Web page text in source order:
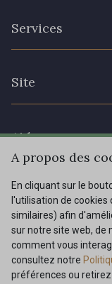
Services
Site
Prix réduits
Aide
Livraison :
Retours &
FAQ -
Modes de
Menu
Tous nos tissus
Magazine
A propos des
En cliquant sur le
l'utilisation de
similaires) afin
sur notre site web, de
comment vous
consultez notre
préférences ou